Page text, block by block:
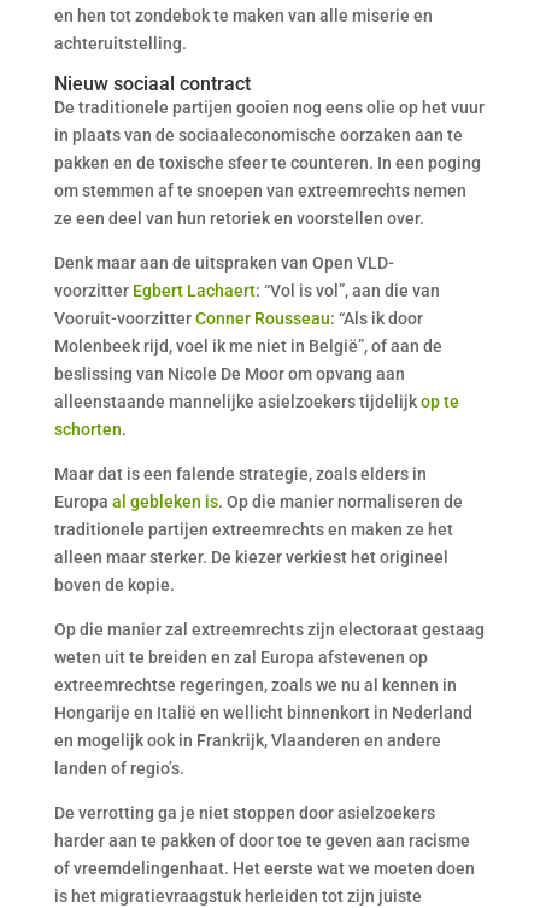
en hen tot zondebok te maken van alle miserie en
achteruitstelling.
Nieuw sociaal contract
De traditionele partijen gooien nog eens olie op het vuur
in plaats van de sociaaleconomische oorzaken aan te
pakken en de toxische sfeer te counteren. In een poging
om stemmen af te snoepen van extreemrechts nemen
ze een deel van hun retoriek en voorstellen over.
Denk maar aan de uitspraken van Open VLD-
voorzitter Egbert Lachaert: “Vol is vol”, aan die van
Vooruit-voorzitterConner Rousseau: “Als ik door
Molenbeek rijd, voel ik me niet in België”, of aan de
beslissing van Nicole De Moor om opvang aan
alleenstaande mannelijke asielzoekers tijdelijkop te
schorten.
Maar dat is een falende strategie, zoals elders in
Europa al gebleken is. Op die manier normaliseren de
traditionele partijen extreemrechts en maken ze het
alleen maar sterker. De kiezer verkiest het origineel
boven de kopie.
Op die manier zal extreemrechts zijn electoraat gestaag
weten uit te breiden en zal Europa afstevenen op
extreemrechtse regeringen, zoals we nu al kennen in
Hongarije en Italië en wellicht binnenkort in Nederland
en mogelijk ook in Frankrijk, Vlaanderen en andere
landen of regio’s.
De verrotting ga je niet stoppen door asielzoekers
harder aan te pakken of door toe te geven aan racisme
of vreemdelingenhaat. Het eerste wat we moeten doen
is het migratievraagstuk herleiden tot zijn juiste